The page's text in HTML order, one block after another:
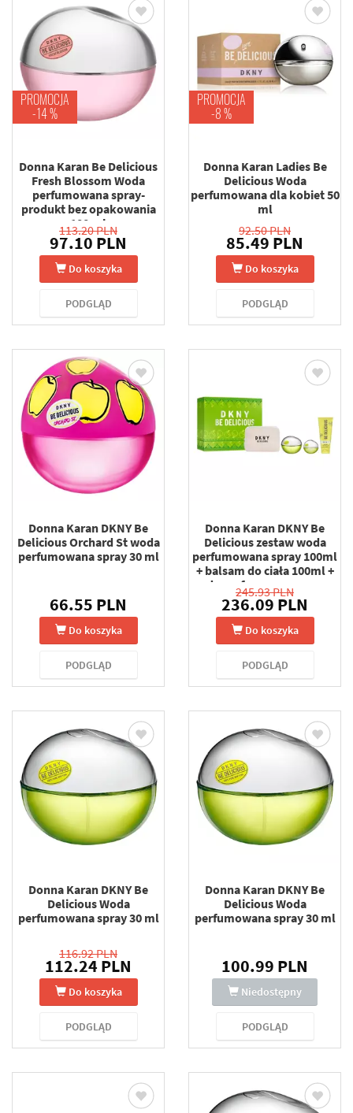
PROMOCJA
-14 %
Donna Karan Be Delicious
Fresh Blossom Woda
perfumowana spray-
produkt bez opakowania
100 ml
113.20 PLN
97.10 PLN
Do koszyka
PODGLĄD
PROMOCJA
-8 %
Donna Karan Ladies Be
Delicious Woda
perfumowana dla kobiet 50
ml
92.50 PLN
85.49 PLN
Do koszyka
PODGLĄD
Donna Karan DKNY Be
Delicious Orchard St woda
perfumowana spray 30 ml
66.55 PLN
Do koszyka
PODGLĄD
Donna Karan DKNY Be
Delicious zestaw woda
perfumowana spray 100ml
+ balsam do ciała 100ml +
woda perfumowana spray +
kosmetyczka
245.93 PLN
236.09 PLN
Do koszyka
PODGLĄD
Donna Karan DKNY Be
Delicious Woda
perfumowana spray 30 ml
116.92 PLN
112.24 PLN
Do koszyka
PODGLĄD
Donna Karan DKNY Be
Delicious Woda
perfumowana spray 30 ml
100.99 PLN
Niedostępny
PODGLĄD